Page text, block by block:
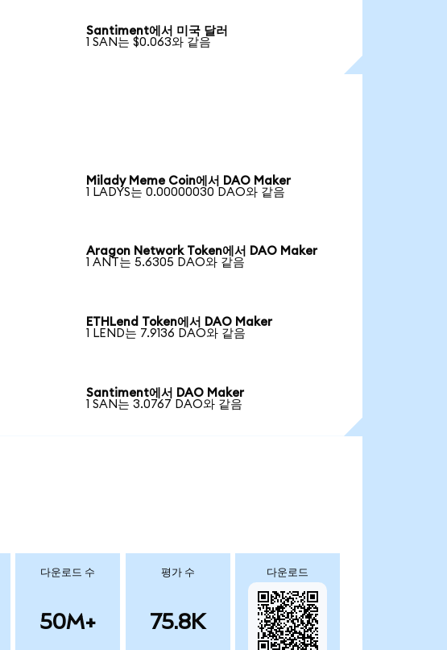
Santiment에서 미국 달러
1 SAN는 $0.063와 같음
Milady Meme Coin에서 DAO Maker
1 LADYS는 0.00000030 DAO와 같음
Aragon Network Token에서 DAO Maker
1 ANT는 5.6305 DAO와 같음
ETHLend Token에서 DAO Maker
1 LEND는 7.9136 DAO와 같음
Santiment에서 DAO Maker
1 SAN는 3.0767 DAO와 같음
다운로드 수
50M+
평가 수
75.8K
다운로드